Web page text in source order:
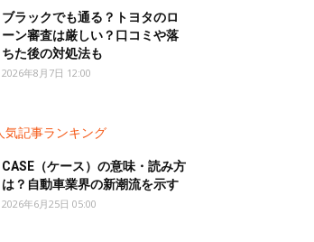
ブラックでも通る？トヨタのロ
ーン審査は厳しい？口コミや落
ちた後の対処法も
2026年8月7日 12:00
気記事ランキング
CASE（ケース）の意味・読み方
は？自動車業界の新潮流を示す
2026年6月25日 05:00